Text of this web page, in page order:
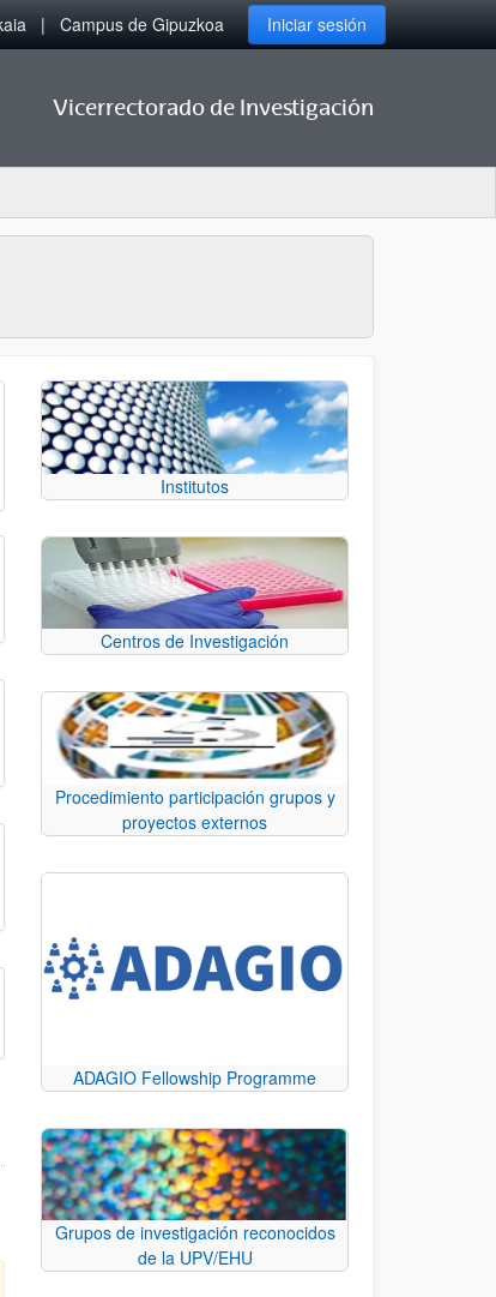
Campus de Gipuzkoa Iniciar sesión
Vicerrectorado de Investigación
Institutos
Centros de Investigación
Procedimiento participación grupos y
proyectos externos
ADAGIO Fellowship Programme
Grupos de investigación reconocidos
de la UPV/EHU